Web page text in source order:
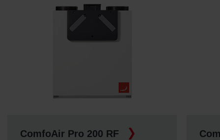
ComfoAir Pro 250 RF